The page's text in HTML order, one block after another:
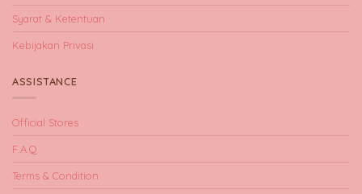
Syarat & Ketentuan
Kebijakan Privasi
ASSISTANCE
Official Stores
F.A.Q
Terms & Condition